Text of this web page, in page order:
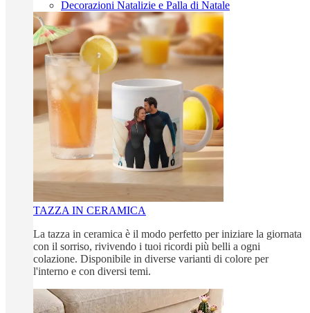
Decorazioni Natalizie e Palla di Natale
TAZZA IN CERAMICA
La tazza in ceramica è il modo perfetto per iniziare la giornata
con il sorriso, rivivendo i tuoi ricordi più belli a ogni
colazione. Disponibile in diverse varianti di colore per
l'interno e con diversi temi.